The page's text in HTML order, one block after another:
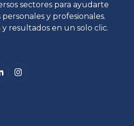
sectores para ayudarte
y profesionales.
y resultados en un solo clic.
Instagram